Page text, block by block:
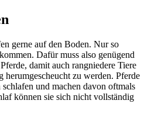
gerne auf den Boden. Nur so
Dafür muss also genügend
damit auch rangniedere Tiere
herumgescheucht zu werden. Pferde
und machen davon oftmals
können sie sich nicht vollständig